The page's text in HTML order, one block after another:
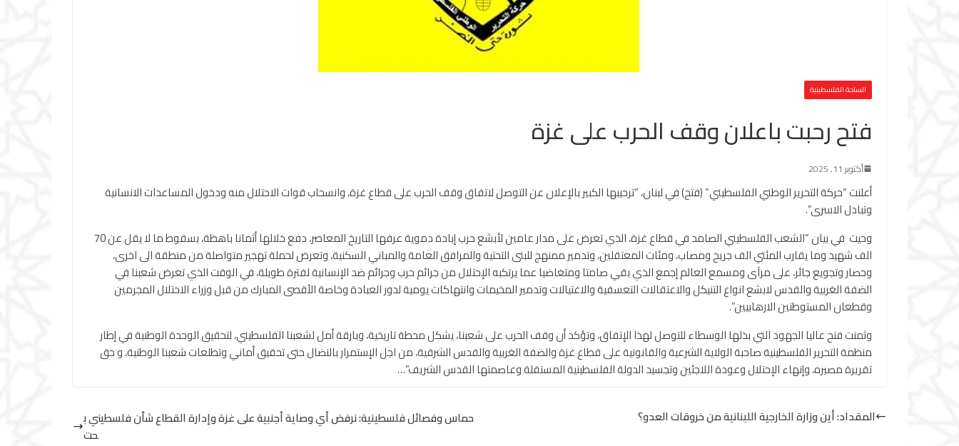
الساحة الفلسطينية
فتح رحبت باعلان وقف الحرب على غزة
أكتوبر 11, 2025
أعلنت “حركة التحرير الوطني الفلسطيني” (فتح) في لبنان، “ترحيبها الكبير بالإعلان عن التوصل لاتفاق وقف الحرب على قطاع غزة، وانسحاب قوات الاحتلال منه ودخول المساعدات الانسانية
وتبادل الاسرى”.
وحيت في بيان “الشعب الفلسطيني الصامد في قطاع غزة، الذي تعرض على مدار عامين لأبشع حرب إبادة دموية عرفها التاريخ المعاصر، دفع خلالها أثمانا باهظة، بسقوط ما لا يقل عن 70
الف شهيد وما يقارب المئتي الف جريح ومصاب، ومئات المعتقلين، وتدمير ممنهج للبنى التحتية والمرافق العامة والمباني السكنية، وتعرض لحملة تهجير متواصلة من منطقة الى اخرى،
وحصار وتجويع جائر، على مرآى ومسمع العالم إجمع الذي بقي صامتا ومتغاضيا عما يرتكبه الإحتلال من جرائم حرب وجرائم ضد الإنسانية لفترة طويلة، في الوقت الذي تعرض شعبنا في
الضفة الغربية والقدس لابشع انواع التنيكل والاعتقالات التعسفية والاغتيالات وتدمير المخيمات وانتهاكات يومية لدور العبادة وخاصة الأقصى المبارك من قبل وزراء الاحتلال المجرمين
وقطعان المستوطنين الارهابيين”.
وثمنت فتح عاليا الجهود التي بذلها الوسطاء للتوصل لهذا الإتفاق، وتؤكد أن وقف الحرب على شعبنا، يشكل محطة تاريخية، وبارقة أمل لشعبنا الفلسطيني، لتحقيق الوحدة الوطنية في إطار
منظمة التحرير الفلسطينية صاحبة الولاية الشرعية والقانونية على قطاع غزة والضفة الغربية والقدس الشرقية، من اجل الإستمرار بالنضال حتى تحقيق أماني وتطلعات شعبنا الوطنية، و حق
تقريرة مصيره، وإنهاء الإحتلال وعودة اللاجئين وتجسيد الدولة الفلسطينية المستقلة وعاصمتها القدس الشريف”…
المقداد: أين وزارة الخارجية اللبنانية من خروقات العدو؟
حماس وفصائل فلسطينية: نرفض أي وصاية أجنبية على غزة وإدارة القطاع شأن فلسطيني ب
حت